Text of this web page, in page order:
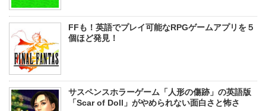
FFも！英語でプレイ可能なRPGゲームアプリを５
個ほど発見！
サスペンスホラーゲーム「人形の傷跡」の英語版
「Scar of Doll」がやめられない面白さと怖さ